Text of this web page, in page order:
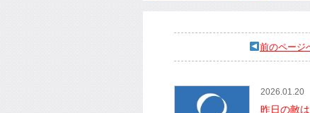
前のページ
2026.01.20
昨日の敵は